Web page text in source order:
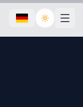
Toggle